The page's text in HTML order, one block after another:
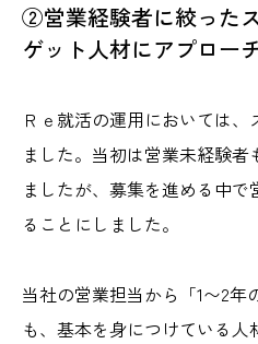
②営業経験者に絞った
ゲット人材にアプロー
Ｒｅ就活の運用においては
ました。当初は営業未経験
ましたが、募集を進める中
ることにしました。
当社の営業担当から「1〜2年
も、基本を身につけている人